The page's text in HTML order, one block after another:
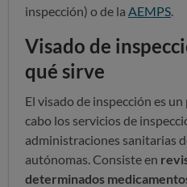
inspección) o de la AEMPS
Visado de
qué sirve
El visado de inspección es
cabo los servicios de
administraciones sanitarias
autónomas. Consiste en
determinados